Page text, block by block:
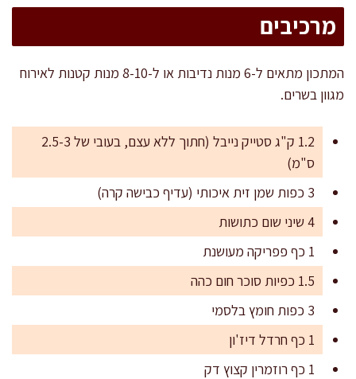
מרכיבים
המתכון מתאים ל-6 מנות נדיבות או ל-8-10 מנות קטנות לאירוח
מגוון בשרים.
1.2 ק"ג סטייק נייבל (חתוך ללא עצם, בעובי של 2.5-3
ס"מ)
3 כפות שמן זית איכותי (עדיף כבישה קרה)
4 שיני שום כתושות
1 כף פפריקה מעושנת
1.5 כפיות סוכר חום כהה
3 כפות חומץ בלסמי
1 כף חרדל דיז'ון
1 כף רוזמרין קצוץ דק